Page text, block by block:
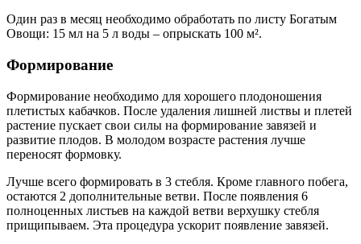
Один раз в месяц необходимо обработать по листу Богатым
Овощи: 15 мл на 5 л воды – опрыскать 100 м².
Формирование
Формирование необходимо для хорошего плодоношения
плетистых кабачков. После удаления лишней листвы и плетей
растение пускает свои силы на формирование завязей и
развитие плодов. В молодом возрасте растения лучше
переносят формовку.
Лучше всего формировать в 3 стебля. Кроме главного побега,
остаются 2 дополнительные ветви. После появления 6
полноценных листьев на каждой ветви верхушку стебля
прищипываем. Эта процедура ускорит появление завязей.